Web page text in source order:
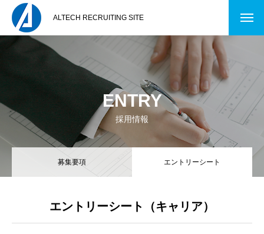
ALTECH RECRUITING SITE
ENTRY
採用情報
募集要項 エントリーシート
エントリーシート（キャリア）